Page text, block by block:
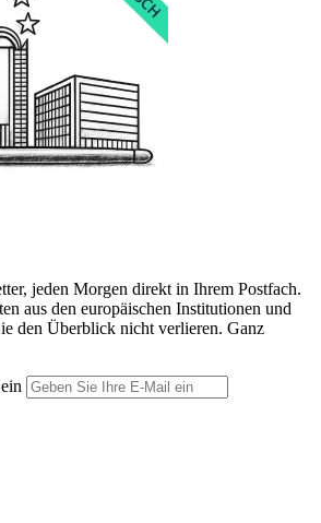
jeden Morgen direkt in Ihrem Postfach.
aus den europäischen Institutionen und
den Überblick nicht verlieren. Ganz